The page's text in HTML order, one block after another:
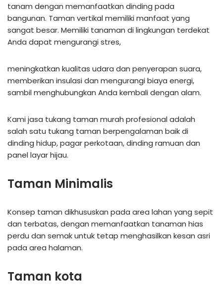
tanam dengan memanfaatkan dinding pada
bangunan. Taman vertikal memiliki manfaat yang
sangat besar. Memiliki tanaman di lingkungan terdekat
Anda dapat mengurangi stres,
meningkatkan kualitas udara dan penyerapan suara,
memberikan insulasi dan mengurangi biaya energi,
sambil menghubungkan Anda kembali dengan alam.
Kami jasa tukang taman murah profesional adalah
salah satu tukang taman berpengalaman baik di
dinding hidup, pagar perkotaan, dinding ramuan dan
panel layar hijau.
Taman Minimalis
Konsep taman dikhususkan pada area lahan yang sepit
dan terbatas, dengan memanfaatkan tanaman hias
perdu dan semak untuk tetap menghasilkan kesan asri
pada area halaman.
Taman kota